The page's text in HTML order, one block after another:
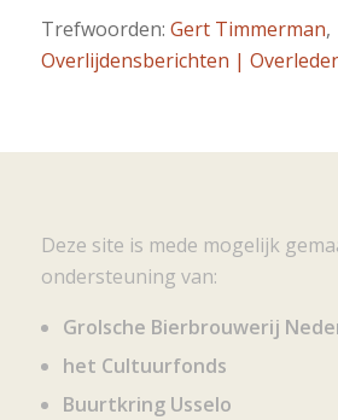
Trefwoorden: Gert Timmerman,
Overlijdensberichten |
Deze site is mede mogelijk
ondersteuning van:
Grolsche Bierbrouwerij
het Cultuurfonds
Buurtkring Usselo